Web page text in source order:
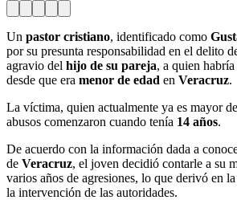
Un pastor cristiano, identificado como
por su presunta responsabilidad en el delito
agravio del hijo de su pareja, a quien
desde que era menor de edad en Veracruz.
La víctima, quien actualmente ya es mayor
abusos comenzaron cuando tenía 14 años.
De acuerdo con la información dada a
de Veracruz, el joven decidió contarle a su
varios años de agresiones, lo que derivó en
la intervención de las autoridades.